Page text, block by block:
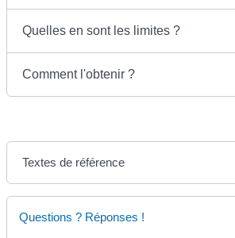
Quelles en sont les limites ?
Comment l'obtenir ?
Textes de référence
Questions ? Réponses !